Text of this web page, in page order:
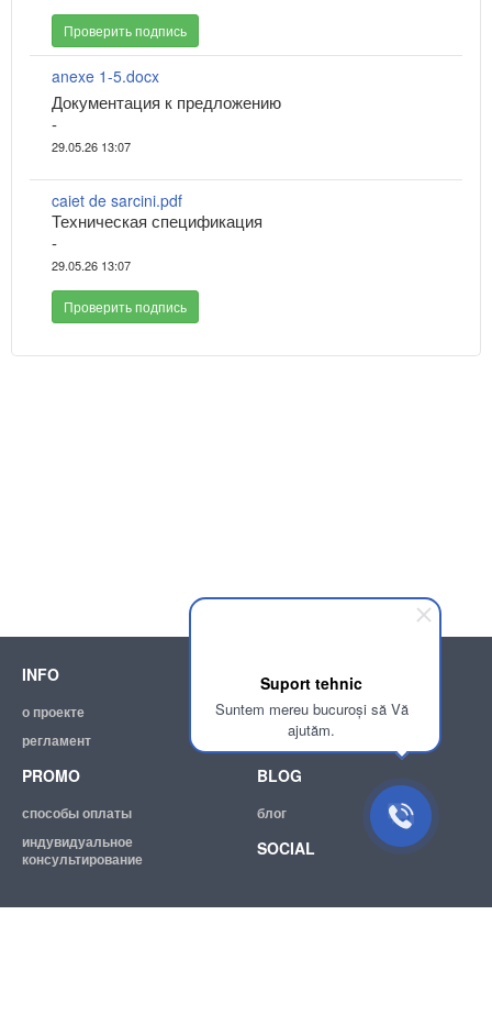
Suport tehnic
Suntem mereu bucuroși să Vă
ajutăm.
Проверить подпись
anexe 1-5.docx
Документация к предложению
-
29.05.26 13:07
caiet de sarcini.pdf
Техническая спецификация
-
29.05.26 13:07
Проверить подпись
INFO
о проекте
регламент
SUPPORT
помощь
эл. почта:info@achizitii.md
PROMO
способы оплаты
индувидуальное
консультирование
BLOG
блог
SOCIAL